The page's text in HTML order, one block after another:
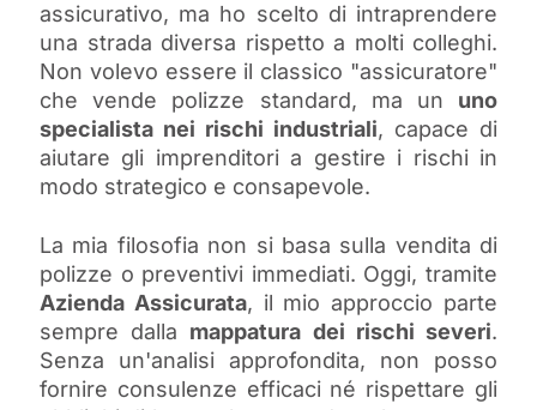
assicurativo, ma ho scelto di intraprendere
una strada diversa rispetto a molti colleghi.
Non volevo essere il classico "assicuratore"
che vende polizze standard, ma un uno
specialista nei rischi industriali, capace di
aiutare gli imprenditori a gestire i rischi in
modo strategico e consapevole.
La mia filosofia non si basa sulla vendita di
polizze o preventivi immediati. Oggi, tramite
Azienda Assicurata, il mio approccio parte
sempre dalla mappatura dei rischi severi.
Senza un'analisi approfondita, non posso
fornire consulenze efficaci né rispettare gli